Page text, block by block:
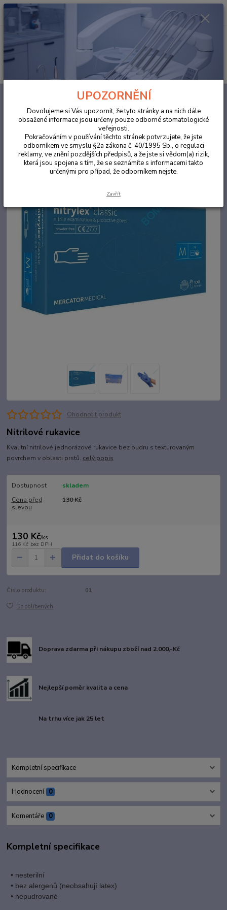
Hledat
za 0,00 Kč
Rukavice Nitrylex PF modré XS, 100 ks
Rukavice Nitrylex PF modré XS,
100 ks
Ohodnotit produkt
Nitrilové rukavice
Kvalitní nitrilové jednorázové rukavice bez pudru s texturovaným
povrchem v oblasti prstů. celý popis
Dostupnost
skladem
Cena před
slevou
130 Kč
130 Kč/ks
116 Kč bez DPH
Přidat do košíku
Číslo produktu: 01
Do oblíbených
Doprava zdarma při nákupu zboží nad 2.000,-Kč
Nejlepší poměr kvalita a cena
Na trhu více jak 25 let
Kompletní specifikace
Hodnocení 0
Komentáře 0
Kompletní specifikace
• nesterilní
• bez alergenů (neobsahují latex)
• nepudrované
UPOZORNĚNÍ
Dovolujeme si Vás upozornit, že tyto stránky a na nich dále
obsažené informace jsou určeny pouze odborné stomatologické
veřejnosti.
Pokračováním v používání těchto stránek potvrzujete, že jste
odborníkem ve smyslu §2a zákona č. 40/1995 Sb., o regulaci
reklamy, ve znění pozdějších předpisů, a že jste si vědom(a) rizik,
která jsou spojena s tím, že se seznámíte s informacemi takto
určenými pro případ, že odborníkem nejste.
Zavřít